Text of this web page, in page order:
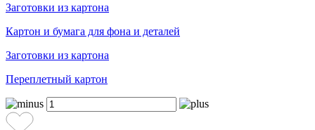
Заготовки из картона
Картон и бумага для фона и деталей
Заготовки из картона
Переплетный картон